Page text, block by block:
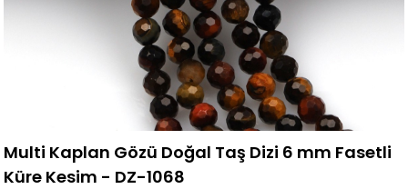
Multi Kaplan Gözü Doğal Taş Dizi 6 mm Fasetli
Küre Kesim - DZ-1068